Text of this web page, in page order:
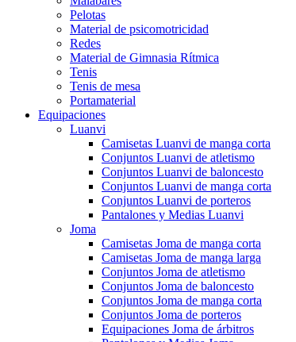
Pelotas
Material de psicomotricidad
Redes
Material de Gimnasia Rítmica
Tenis
Tenis de mesa
Portamaterial
Equipaciones
Luanvi
Camisetas Luanvi de manga corta
Conjuntos Luanvi de atletismo
Conjuntos Luanvi de baloncesto
Conjuntos Luanvi de manga corta
Conjuntos Luanvi de porteros
Pantalones y Medias Luanvi
Joma
Camisetas Joma de manga corta
Camisetas Joma de manga larga
Conjuntos Joma de atletismo
Conjuntos Joma de baloncesto
Conjuntos Joma de manga corta
Conjuntos Joma de porteros
Equipaciones Joma de árbitros